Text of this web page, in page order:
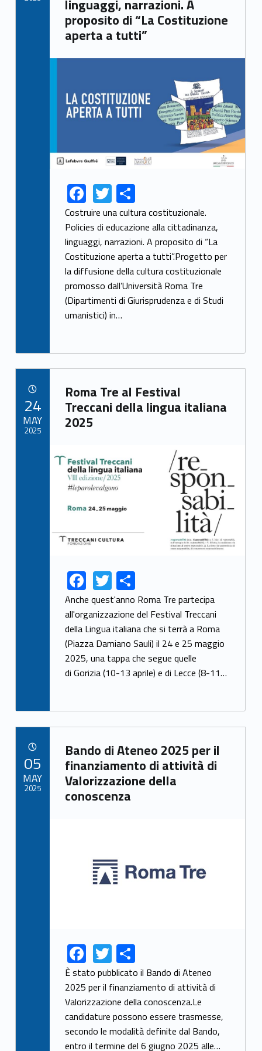
linguaggi, narrazioni. A
proposito di “La Costituzione
aperta a tutti”
Link identifier archive #link-archive-thumb-soap-71598
Link identifier share facebook archive #share-link-archive-55458F
ac
e
b
o
o
k
Link identifier share twitter archive #share-link-archive-11974T
w
itt
er
S
h
ar
e
Costruire una cultura costituzionale.
Policies di educazione alla cittadinanza,
linguaggi, narrazioni. A proposito di “La
Costituzione aperta a tutti”.Progetto per
la diffusione della cultura costituzionale
promosso dall’Università Roma Tre
(Dipartimenti di Giurisprudenza e di Studi
umanistici) in…
Link identifier archive #link-archive-49620
Roma Tre al Festival
Treccani della lingua italiana
2025
Link identifier share facebook archive #share-link-archive-56494F
ac
e
b
o
o
Link identifier share twitter archive #share-link-archive-95400T
w
itt
er
S
h
ar
e
Anche quest'anno Roma Tre partecipa
all'organizzazione del Festival Treccani
della Lingua italiana che si terrà a Roma
(Piazza Damiano Sauli) il 24 e 25 maggio
2025, una tappa che segue quelle
di Gorizia (10-13 aprile) e di Lecce (8-11…
24
MAY
2025
Link identifier archive #link-archive-34111
Bando di Ateneo 2025 per il
finanziamento di attività di
Valorizzazione della
conoscenza
Link identifier share facebook archive #share-link-archive-91839F
ac
e
b
o
Link identifier share twitter archive #share-link-archive-62702T
w
itt
er
S
h
ar
e
È stato pubblicato il Bando di Ateneo
2025 per il finanziamento di attività di
Valorizzazione della conoscenza.Le
candidature possono essere trasmesse,
secondo le modalità definite dal Bando,
entro il termine del 6 giugno 2025 alle…
05
MAY
2025